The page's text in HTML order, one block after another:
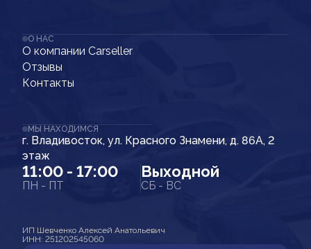
О НАС
О компании Carseller
Отзывы
Контакты
МЫ НАХОДИМСЯ
г. Владивосток, ул. Красного Знамени, д. 86А, 2
этаж
11:00 - 17:00
ПН - ПТ
Выходной
СБ - ВС
ИП Шевченко Алексей Анатольевич
ИНН: 251202545060